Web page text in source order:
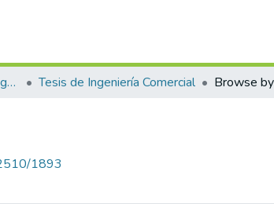
Escuela Profesional de Ingeniería Comercial Tesis de Ingeniería Comercial Browse
1893